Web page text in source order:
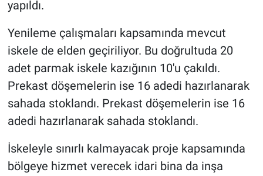
yapıldı.
Yenileme çalışmaları kapsamında mevcut
iskele de elden geçiriliyor. Bu doğrultuda 20
adet parmak iskele kazığının 10'u çakıldı.
Prekast döşemelerin ise 16 adedi hazırlanarak
sahada stoklandı. Prekast döşemelerin ise 16
adedi hazırlanarak sahada stoklandı.
İskeleyle sınırlı kalmayacak proje kapsamında
bölgeye hizmet verecek idari bina da inşa